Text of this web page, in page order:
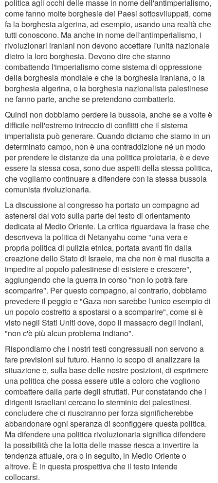
politica agli occhi delle masse in nome dell'antimperialismo,
come fanno molte borghesie dei Paesi sottosviluppati, come
fa la borghesia algerina, ad esempio, usando una realtà che
tutti conoscono. Ma anche in nome dell'antimperialismo, i
rivoluzionari iraniani non devono accettare l'unità nazionale
dietro la loro borghesia. Devono dire che stanno
combattendo l'imperialismo come sistema di oppressione
della borghesia mondiale e che la borghesia iraniana, o la
borghesia algerina, o la borghesia nazionalista palestinese
ne fanno parte, anche se pretendono combatterlo.
Quindi non dobbiamo perdere la bussola, anche se a volte è
difficile nell'estremo intreccio di conflitti che il sistema
imperialista può generare. Quando diciamo che siamo in un
determinato campo, non è una contraddizione né un modo
per prendere le distanze da una politica proletaria, è e deve
essere la stessa cosa, sono due aspetti della stessa politica,
che vogliamo continuare a difendere con la stessa bussola
comunista rivoluzionaria.
La discussione al congresso ha portato un compagno ad
astenersi dal voto sulla parte del testo di orientamento
dedicata al Medio Oriente. La critica riguardava la frase che
descriveva la politica di Netanyahu come "una vera e
propria politica di pulizia etnica, portata avanti fin dalla
creazione dello Stato di Israele, ma che non è mai riuscita a
impedire al popolo palestinese di esistere e crescere",
aggiungendo che la guerra in corso "non lo potrà fare
scomparire". Per questo compagno, al contrario, dobbiamo
prevedere il peggio e "Gaza non sarebbe l'unico esempio di
un popolo costretto a spostarsi o a scomparire", come si è
visto negli Stati Uniti dove, dopo il massacro degli indiani,
"non c'è più alcun problema indiano".
Rispondiamo che i nostri testi congressuali non servono a
fare previsioni sul futuro. Hanno lo scopo di analizzare la
situazione e, sulla base delle nostre posizioni, di esprimere
una politica che possa essere utile a coloro che vogliono
combattere dalla parte degli sfruttati. Pur constatando che i
dirigenti israeliani cercano lo sterminio dei palestinesi,
concludere che ci riusciranno per forza significherebbe
abbandonare ogni speranza di sconfiggere questa politica.
Ma difendere una politica rivoluzionaria significa difendere
la possibilità che la lotta delle masse riesca a invertire la
tendenza attuale, ora o in seguito, in Medio Oriente o
altrove. È in questa prospettiva che il testo intende
collocarsi.